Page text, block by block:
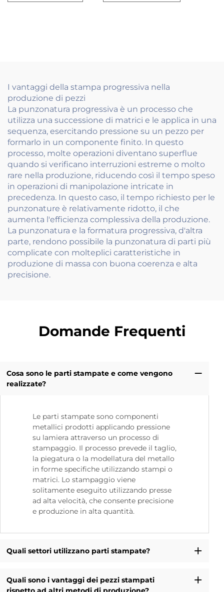
I vantaggi della stampa progressiva nella
produzione di pezzi
La punzonatura progressiva è un processo che
utilizza una successione di matrici e le applica in una
sequenza, esercitando pressione su un pezzo per
formarlo in un componente finito. In questo
processo, molte operazioni diventano superflue
quando si verificano interruzioni estreme o molto
rare nella produzione, riducendo così il tempo speso
in operazioni di manipolazione intricate in
precedenza. In questo caso, il tempo richiesto per le
punzonature è relativamente ridotto, il che
aumenta l'efficienza complessiva della produzione.
La punzonatura e la formatura progressiva, d'altra
parte, rendono possibile la punzonatura di parti più
complicate con molteplici caratteristiche in
produzione di massa con buona coerenza e alta
precisione.
Domande Frequenti
Cosa sono le parti stampate e come vengono
realizzate?
Le parti stampate sono componenti
metallici prodotti applicando pressione
su lamiera attraverso un processo di
stampaggio. Il processo prevede il taglio,
la piegatura o la modellatura del metallo
in forme specifiche utilizzando stampi o
matrici. Lo stampaggio viene
solitamente eseguito utilizzando presse
ad alta velocità, che consente precisione
e produzione in alta quantità.
Quali settori utilizzano parti stampate?
Quali sono i vantaggi dei pezzi stampati